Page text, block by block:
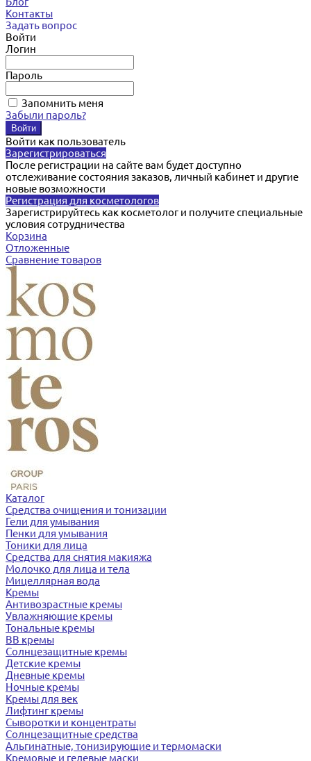
Контакты
Задать вопрос
Войти
Логин
Пароль
Запомнить меня
Забыли пароль?
Войти как пользователь
Зарегистрироваться
После регистрации на сайте вам будет доступно
отслеживание состояния заказов, личный кабинет и другие
новые возможности
Регистрация для косметологов
Зарегистрируйтесь как косметолог и получите специальные
условия сотрудничества
Корзина
Отложенные
Сравнение товаров
Каталог
Средства очищения и тонизации
Гели для умывания
Пенки для умывания
Тоники для лица
Средства для снятия макияжа
Молочко для лица и тела
Мицеллярная вода
Кремы
Антивозрастные кремы
Увлажняющие кремы
Тональные кремы
BB кремы
Солнцезащитные кремы
Детские кремы
Дневные кремы
Ночные кремы
Кремы для век
Лифтинг кремы
Сыворотки и концентраты
Солнцезащитные средства
Альгинатные, тонизирующие и термомаски
Кремовые и гелевые маски